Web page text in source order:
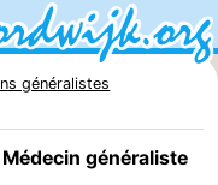
généralistes
généraliste